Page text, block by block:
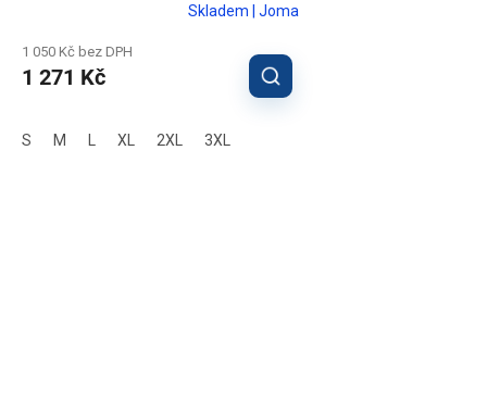
Skladem | Joma
1 050 Kč bez DPH
1 271 Kč
S M L XL 2XL 3XL